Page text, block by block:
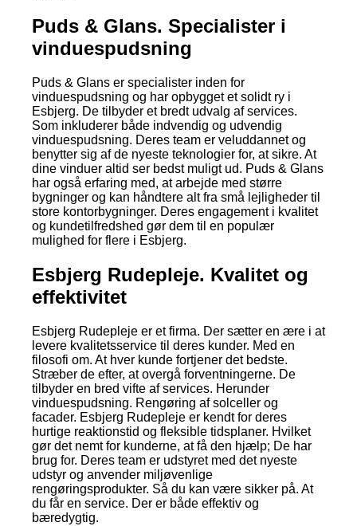
Puds & Glans. Specialister i
vinduespudsning
Puds & Glans er specialister inden for
vinduespudsning og har opbygget et solidt ry i
Esbjerg. De tilbyder et bredt udvalg af services.
Som inkluderer både indvendig og udvendig
vinduespudsning. Deres team er veluddannet og
benytter sig af de nyeste teknologier for, at sikre. At
dine vinduer altid ser bedst muligt ud. Puds & Glans
har også erfaring med, at arbejde med større
bygninger og kan håndtere alt fra små lejligheder til
store kontorbygninger. Deres engagement i kvalitet
og kundetilfredshed gør dem til en populær
mulighed for flere i Esbjerg.
Esbjerg Rudepleje. Kvalitet og
effektivitet
Esbjerg Rudepleje er et firma. Der sætter en ære i at
levere kvalitetsservice til deres kunder. Med en
filosofi om. At hver kunde fortjener det bedste.
Stræber de efter, at overgå forventningerne. De
tilbyder en bred vifte af services. Herunder
vinduespudsning. Rengøring af solceller og
facader. Esbjerg Rudepleje er kendt for deres
hurtige reaktionstid og fleksible tidsplaner. Hvilket
gør det nemt for kunderne, at få den hjælp; De har
brug for. Deres team er udstyret med det nyeste
udstyr og anvender miljøvenlige
rengøringsprodukter. Så du kan være sikker på. At
du får en service. Der er både effektiv og
bæredygtig.